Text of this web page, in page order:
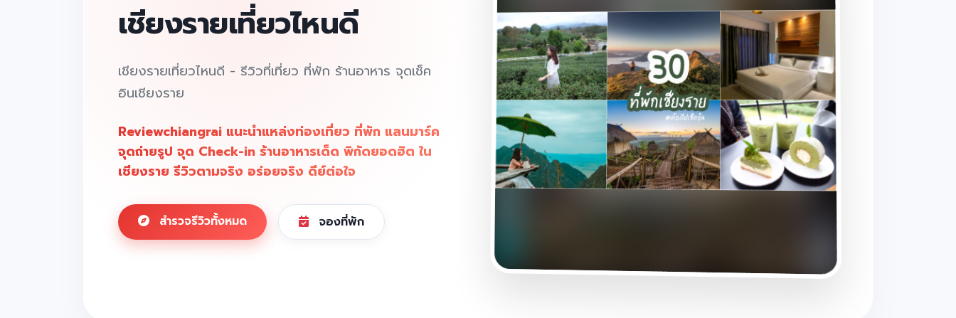
เชียงรายเที่ยวไหนดี
เชียงรายเที่ยวไหนดี - รีวิวที่เที่ยว ที่พัก ร้านอาหาร จุดเช็ค
อินเชียงราย
Reviewchiangrai แนะนำแหล่งท่องเที่ยว ที่พัก แลนมาร์ค
จุดถ่ายรูป จุด Check-in ร้านอาหารเด็ด พิกัดยอดฮิต ใน
เชียงราย รีวิวตามจริง อร่อยจริง ดีย์ต่อใจ
สำรวจรีวิวทั้งหมด จองที่พัก